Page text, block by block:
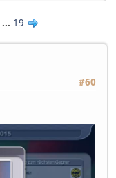
... 19
#60